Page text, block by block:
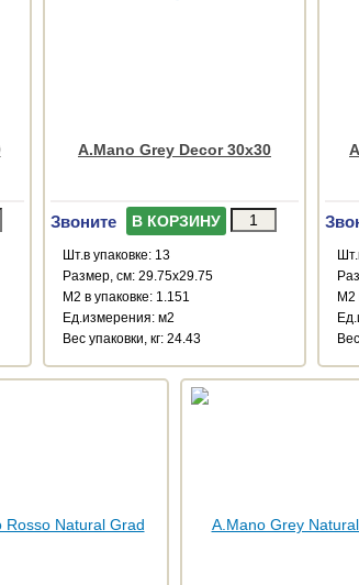
A.Mano Grey Decor 30x30
Звоните В КОРЗИНУ
Шт.в упаковке: 13
Размер, см: 29.75x29.75
М2 в упаковке: 1.151
Ед.измерения: м2
Веc упаковки, кг: 24.43
М2